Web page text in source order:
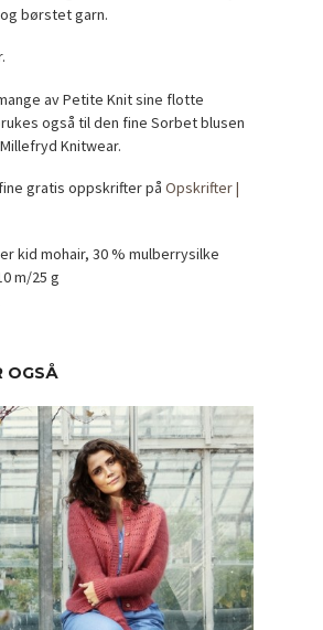
børstet garn.
av Petite Knit sine flotte
også til den fine Sorbet blusen
Knitwear.
gratis oppskrifter påOpskrifter |
kid mohair, 30 % mulberrysilke
m/25 g
OGSÅ